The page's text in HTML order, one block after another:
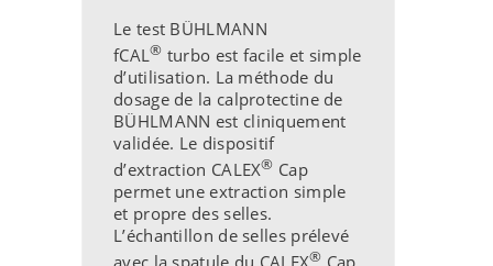
Le test BÜHLMANN
fCAL® turbo est facile et simple
d’utilisation. La méthode du
dosage de la calprotectine de
BÜHLMANN est cliniquement
validée. Le dispositif
d’extraction CALEX® Cap
permet une extraction simple
et propre des selles.
L’échantillon de selles prélevé
®